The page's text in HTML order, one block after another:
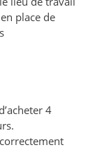
place de
4